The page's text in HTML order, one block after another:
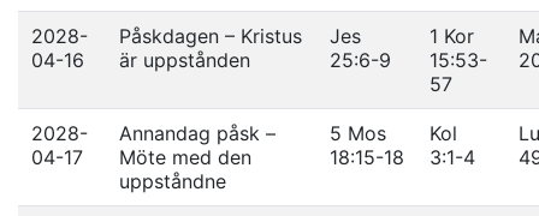
2028-
04-16
Påskdagen – Kristus
är uppstånden
Jes
25:6-9
1 Kor
15:53-
57
2028-
04-17
Annandag påsk –
Möte med den
uppståndne
5 Mos
18:15-18
Kol
3:1-4